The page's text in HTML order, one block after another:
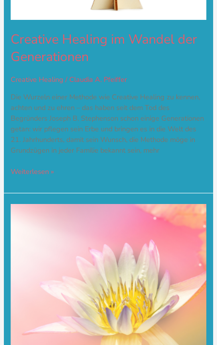
Creative Healing im Wandel der
Generationen
Creative Healing / Claudia A. Pfeiffer
Die Wurzeln einer Methode wie Creative Healing zu kennen,
achten und zu ehren – das haben seit dem Tod des
Begründers Joseph B. Stephenson schon einige Generationen
getan: wir pflegen sein Erbe und bringen es in die Welt des
21. Jahrhunderts, damit sein Wunsch, die Methode möge in
Grundzügen in jeder Familie bekannt sein, mehr
Weiterlesen »